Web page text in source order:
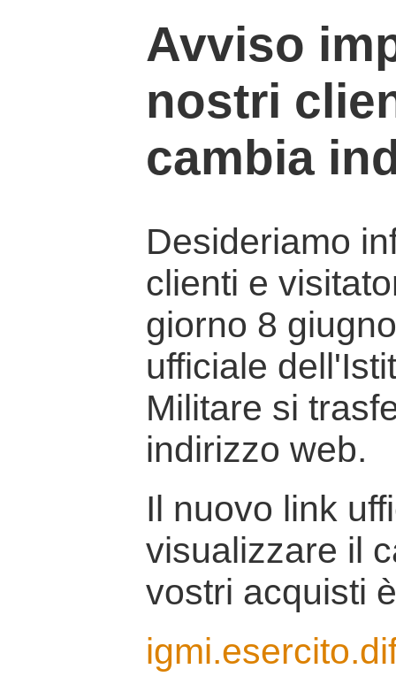
Avviso
nostri
cambia
Desideriamo
clienti e
giorno 8
ufficiale
Militare si
indirizzo web.
Il nuovo link
visualizzare il
vostri acquisti